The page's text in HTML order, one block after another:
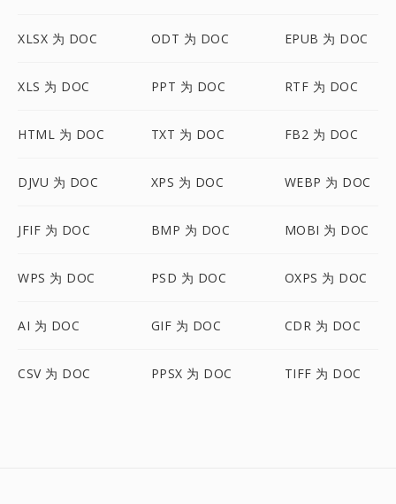
XLSX 为 DOC ODT 为 DOC EPUB 为 DOC
XLS 为 DOC PPT 为 DOC RTF 为 DOC
HTML 为 DOC TXT 为 DOC FB2 为 DOC
DJVU 为 DOC XPS 为 DOC WEBP 为 DOC
JFIF 为 DOC BMP 为 DOC MOBI 为 DOC
WPS 为 DOC PSD 为 DOC OXPS 为 DOC
AI 为 DOC GIF 为 DOC CDR 为 DOC
CSV 为 DOC PPSX 为 DOC TIFF 为 DOC